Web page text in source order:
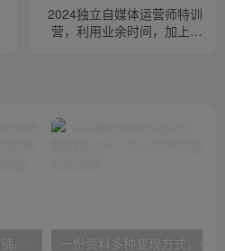
2024独立自媒体运营师特训
营，利用业余时间，加上一